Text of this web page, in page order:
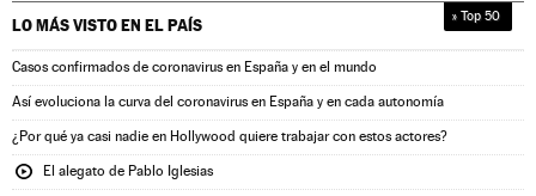
LO MÁS VISTO EN EL PAÍS » Top 50
Casos confirmados de coronavirus en España y en el mundo
Así evoluciona la curva del coronavirus en España y en cada autonomía
¿Por qué ya casi nadie en Hollywood quiere trabajar con estos actores?
El alegato de Pablo Iglesias